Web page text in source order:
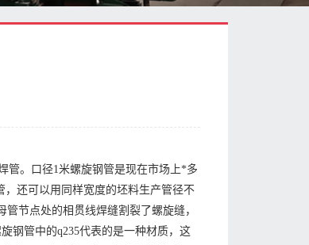
管。口径1米螺旋钢管是现在市场上*多
，还可以用同样宽度的坯料生产管径不
节点处的相贯线焊缝割裂了螺旋缝，
钢管中的q235代表的是一种材质，这